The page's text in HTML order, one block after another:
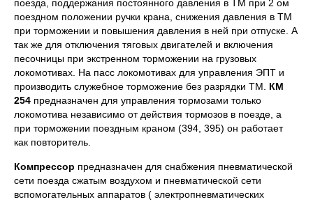
поезда, поддержания постоянного давления в ТМ при 2 ом
поездном положении ручки крана, снижения давления в ТМ
при торможении и повышения давления в ней при отпуске. А
так же для отключения тяговых двигателей и включения
песочницы при экстренном торможении на грузовых
локомотивах. На пасс локомотивах для управления ЭПТ и
производить служебное торможение без разрядки ТМ. КМ
254 предназначен для управления тормозами только
локомотива независимо от действия тормозов в поезде, а
при торможении поездным краном (394, 395) он работает
как повторитель.
Компрессор предназначен для снабжения пневматической
сети поезда сжатым воздухом и пневматической сети
вспомогательных аппаратов ( электропневматических